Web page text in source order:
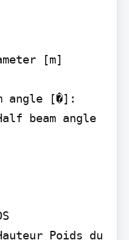
[m]
angle [�]:
beam angle
Poids du